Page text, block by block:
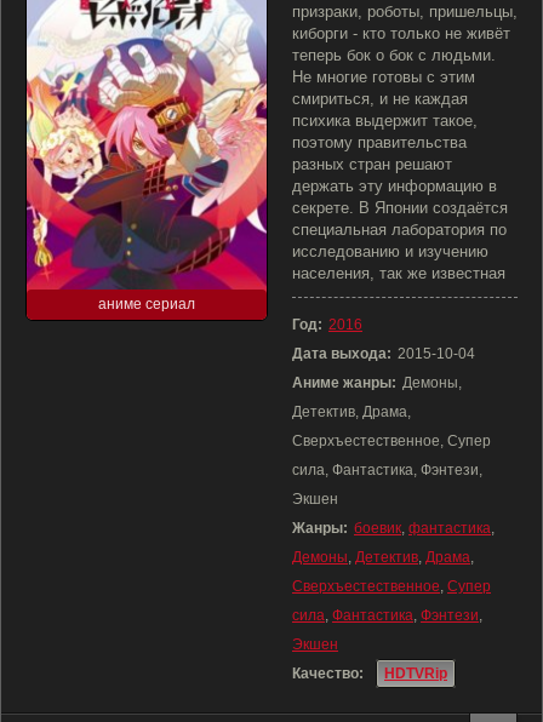
аниме сериал
призраки, роботы, пришельцы,
киборги - кто только не живёт
теперь бок о бок с людьми.
Не многие готовы с этим
смириться, и не каждая
психика выдержит такое,
поэтому правительства
разных стран решают
держать эту информацию в
секрете. В Японии создаётся
специальная лаборатория по
исследованию и изучению
населения, так же известная
Год: 2016
Дата выхода: 2015-10-04
Аниме жанры: Демоны,
Детектив, Драма,
Сверхъестественное, Супер
сила, Фантастика, Фэнтези,
Экшен
Жанры: боевик, фантастика,
Демоны, Детектив, Драма,
Сверхъестественное, Супер
сила, Фантастика, Фэнтези,
Экшен
Качество:
HDTVRip